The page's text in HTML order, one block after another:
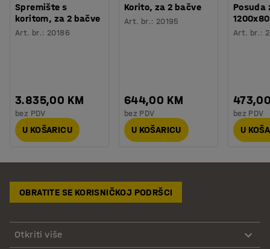
Spremište s
koritom, za 2 bačve
Art. br.: 20186
3.835,00 KM
bez PDV
U KOŠARICU
Korito, za 2 bačve
Art. br.: 20195
644,00 KM
bez PDV
U KOŠARICU
Posuda
Art. br.:
bez PDV
U
OBRATITE SE KORISNIČKOJ PODRŠCI
Otkriti više